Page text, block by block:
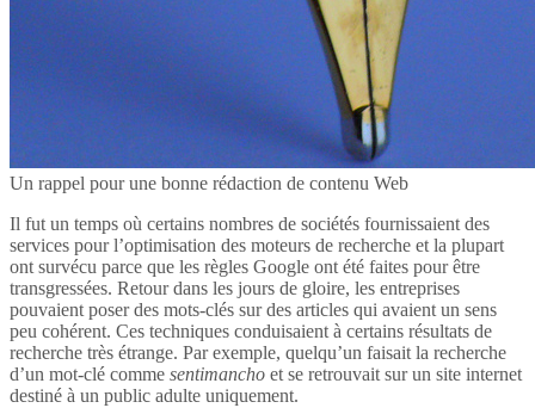
Un rappel pour une bonne rédaction de contenu Web
Il fut un temps où certains nombres de sociétés fournissaient des
services pour l’optimisation des moteurs de recherche et la plupart
ont survécu parce que les règles Google ont été faites pour être
transgressées. Retour dans les jours de gloire, les entreprises
pouvaient poser des mots-clés sur des articles qui avaient un sens
peu cohérent. Ces techniques conduisaient à certains résultats de
recherche très étrange. Par exemple, quelqu’un faisait la recherche
d’un mot-clé comme sentimancho et se retrouvait sur un site internet
destiné à un public adulte uniquement.